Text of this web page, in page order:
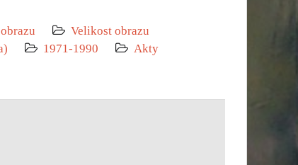
Velikost obrazu
1971-1990 Akty